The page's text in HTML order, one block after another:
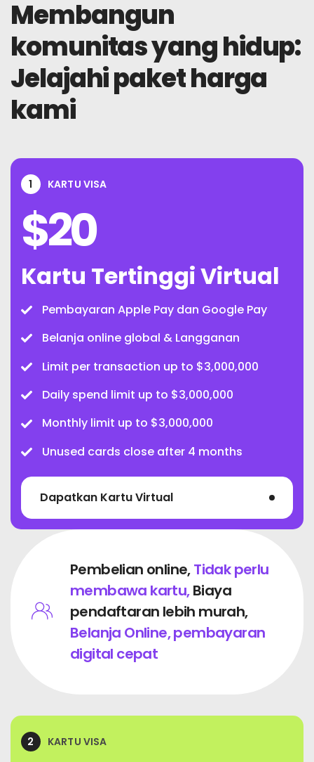
Membangun
komunitas yang hidup:
Jelajahi paket harga
kami
1 KARTU VISA
$20
Kartu Tertinggi Virtual
Pembayaran Apple Pay dan Google Pay
Belanja online global & Langganan
Limit per transaction up to $3,000,000
Daily spend limit up to $3,000,000
Monthly limit up to $3,000,000
Unused cards close after 4 months
Dapatkan Kartu Virtual
Pembelian online,Tidak perlu
membawa kartu,Biaya
pendaftaran lebih murah,
Belanja Online, pembayaran
digital cepat
2 KARTU VISA